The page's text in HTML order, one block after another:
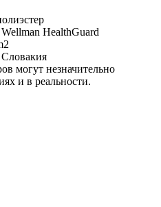
HealthGuard
Словакия
могут незначительно
и в реальности.